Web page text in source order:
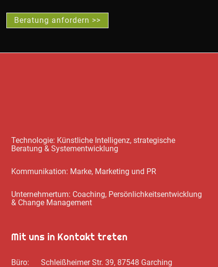
Beratung anfordern >>
Technologie: Künstliche Intelligenz, strategische
Beratung & Systementwicklung
Kommunikation: Marke, Marketing und PR
Unternehmertum: Coaching, Persönlichkeitsentwicklung
& Change Management
Mit uns in Kontakt treten
Büro: Schleißheimer Str. 39, 87548 Garching